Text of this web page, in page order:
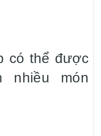
có thể được
nhiều món